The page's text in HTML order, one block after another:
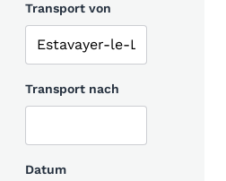
Transport von
Transport nach
Datum